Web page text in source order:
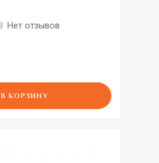
Нет отзывов
В КОРЗИНУ